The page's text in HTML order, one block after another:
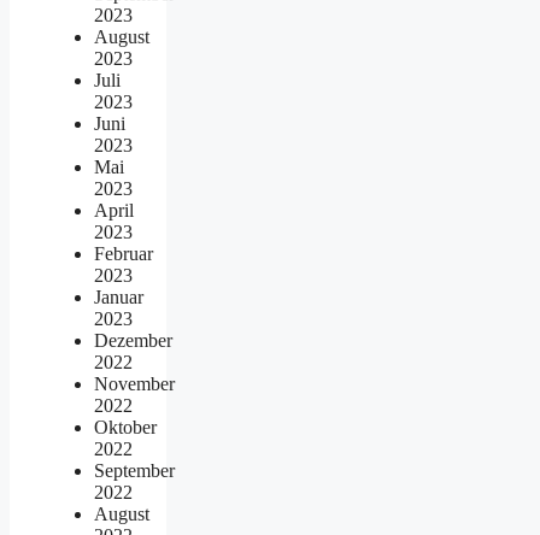
2023
August
2023
Juli
2023
Juni
2023
Mai
2023
April
2023
Februar
2023
Januar
2023
Dezember
2022
November
2022
Oktober
2022
September
2022
August